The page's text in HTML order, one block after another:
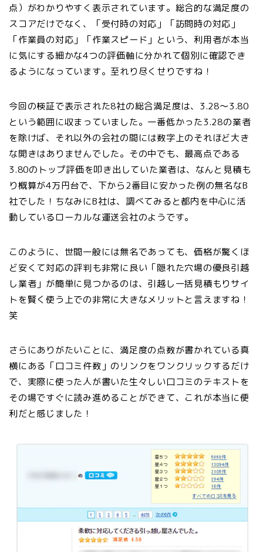
点）がわかりやすく表示されています。総合的な満足度の
スコアだけでなく、「受付時の対応」「訪問時の対応」
「作業員の対応」「作業スピード」という、利用者が本当
に気にする細かな4つの評価軸に分かれて個別に確認でき
るようになっています。至れり尽くせりですね！
今回の検証で表示された8社の総合満足度は、3.28～3.80
という範囲に収まっていました。一番低かった3.28の業者
を除けば、それ以外の会社の間には数字上のそれほど大き
な開きはありませんでした。その中でも、最高点である
3.80のトップ評価を叩き出していた業者は、なんと見積も
り概算が4万円台で、下から2番目に安かった例の無名なB
社でした！ちなみにB社は、調べてみると都内を中心に活
動しているローカルな運送会社のようです。
このように、 世間一般には無名であっても、価格が驚くほ
ど安くて対応の評判も非常に良い「隠れた穴場の優良引越
し業者」が簡単に見つかるのは、引越し一括見積もりサイ
トを賢く使う上での非常に大きなメリットと言えますね！
笑
さらにありがたいことに、満足度の点数が書かれている真
横にある「口コミ件数」のリンクをワンクリックするだけ
で、実際に使った人が書いた生々しい口コミのテキストを
その場ですぐに読み進めることができて、これが本当に便
利だと感じました！